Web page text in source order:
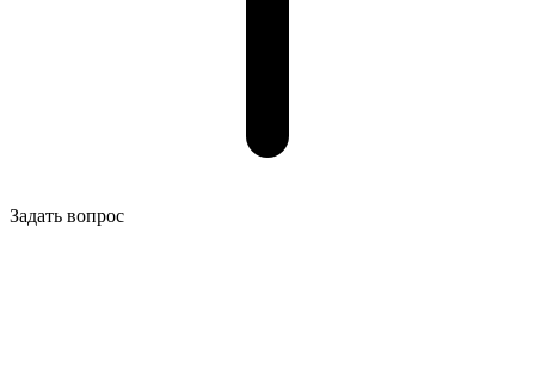
Задать вопрос